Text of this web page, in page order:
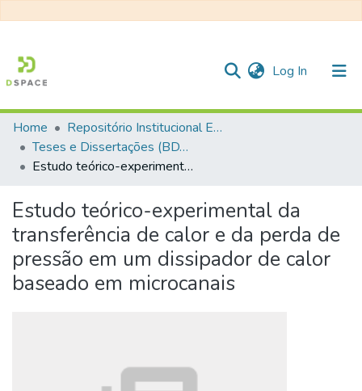
Log In (current)
Communities & Collections
All of DSpace
Statistics
Home
Repositório Institucional EESC
Teses e Dissertações (BDTD USP)
Estudo teórico-experimental da transferência de calor e da perda de pressão em um dissipador de calor baseado em microcanais
Estudo teórico-experimental da
transferência de calor e da perda de
pressão em um dissipador de calor
baseado em microcanais